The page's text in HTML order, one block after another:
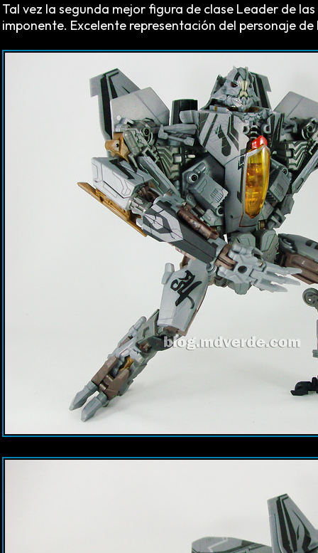
Tal vez la segunda mejor figura de clase Leader de
imponente. Excelente representación del personaje de